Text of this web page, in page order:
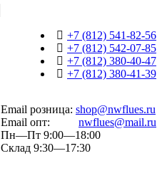
+7 (812) 541-82-56
+7 (812) 542-07-85
+7 (812) 380-40-47
+7 (812) 380-41-39
Email розница: shop@nwflues.ru
Email опт: nwflues@mail.ru
Пн—Пт 9:00—18:00
Склад 9:30—17:30